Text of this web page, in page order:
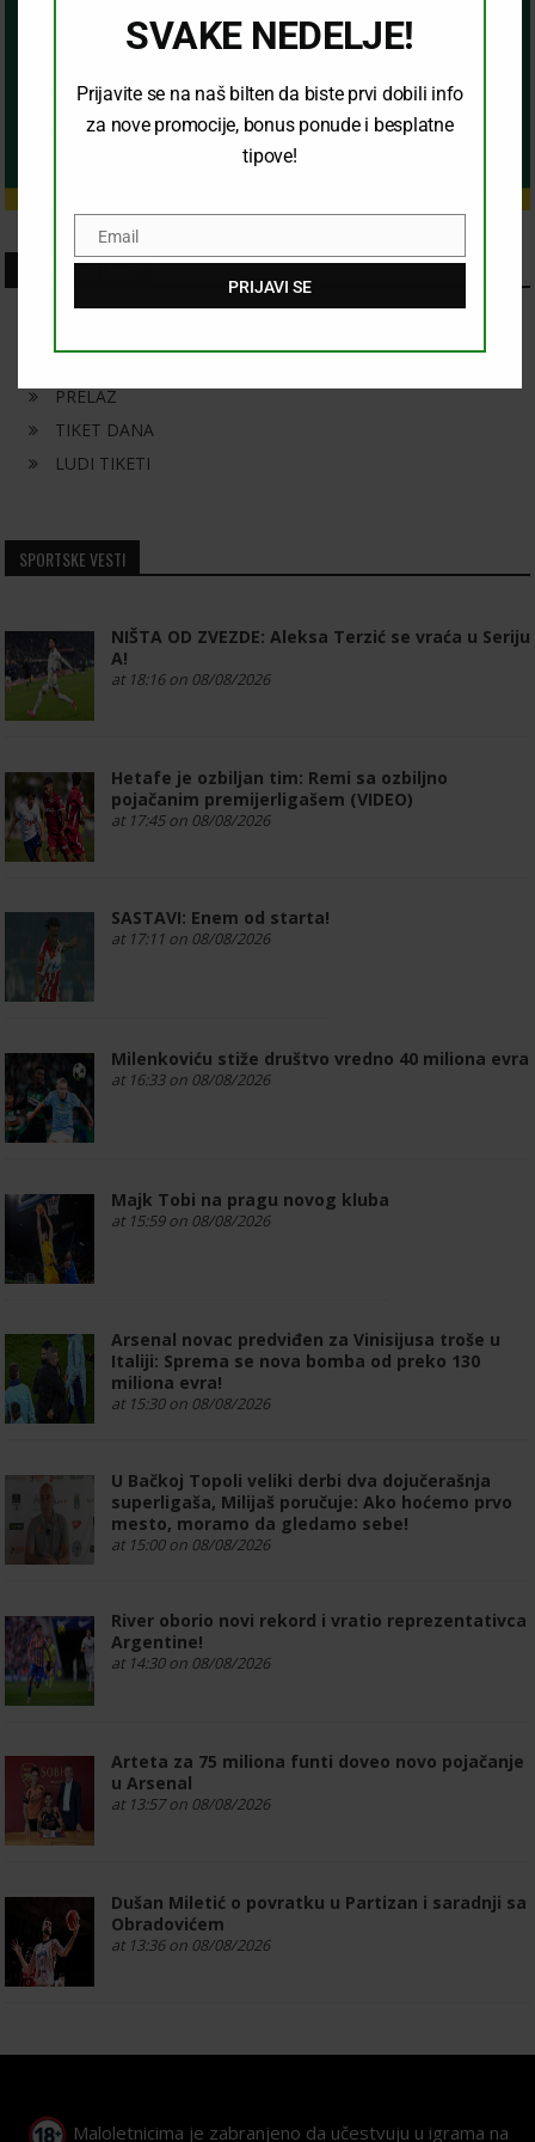
SKORASNJI CLANCI
PRELAZ
TIKET DANA
LUDI TIKETI
SPORTSKE VESTI
NIŠTA OD ZVEZDE: Aleksa Terzić se vraća u Seriju
A!
at 18:16 on 08/08/2026
Hetafe je ozbiljan tim: Remi sa ozbiljno
pojačanim premijerligašem (VIDEO)
at 17:45 on 08/08/2026
SASTAVI: Enem od starta!
at 17:11 on 08/08/2026
Milenkoviću stiže društvo vredno 40 miliona evra
at 16:33 on 08/08/2026
Majk Tobi na pragu novog kluba
at 15:59 on 08/08/2026
Arsenal novac predviđen za Vinisijusa troše u
Italiji: Sprema se nova bomba od preko 130
miliona evra!
at 15:30 on 08/08/2026
U Bačkoj Topoli veliki derbi dva dojučerašnja
superligaša, Milijaš poručuje: Ako hoćemo prvo
mesto, moramo da gledamo sebe!
at 15:00 on 08/08/2026
River oborio novi rekord i vratio reprezentativca
Argentine!
at 14:30 on 08/08/2026
Arteta za 75 miliona funti doveo novo pojačanje
u Arsenal
at 13:57 on 08/08/2026
Dušan Miletić o povratku u Partizan i saradnji sa
Obradovićem
at 13:36 on 08/08/2026
Maloletnicima je zabranjeno da učestvuju u igrama na
SVAKE NEDELJE!
Prijavite se na naš bilten da biste prvi dobili info
za nove promocije, bonus ponude i besplatne
tipove!
Email
Email
PRIJAVI SE